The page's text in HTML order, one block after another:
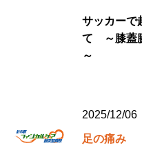
サッカーで
て ～膝蓋
～
2025/12/06
足の痛み